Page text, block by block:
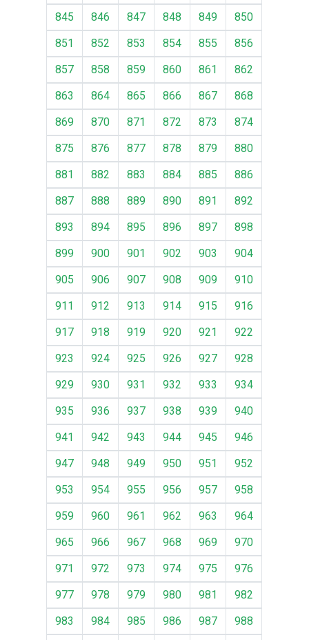
845 846 847 848 849
850
851
852 853 854 855
856
857
858 859 860 861
862
863
864 865 866 867
868
869
870 871 872 873
874
875
876 877 878 879
880
881
882 883 884 885
886
887
888 889 890 891
892
893
894 895 896 897
898
899
900 901 902 903
904
905
906 907 908 909
910
911
912 913 914 915
916
917
918 919 920 921
922
923
924 925 926 927
928
929
930 931 932 933
934
935
936 937 938 939
940
941
942 943 944 945
946
947
948 949 950 951
952
953
954 955 956 957
958
959
960 961 962 963
964
965
966 967 968 969
970
971
972 973 974 975
976
977
978 979 980 981
982
983
984 985 986 987
988